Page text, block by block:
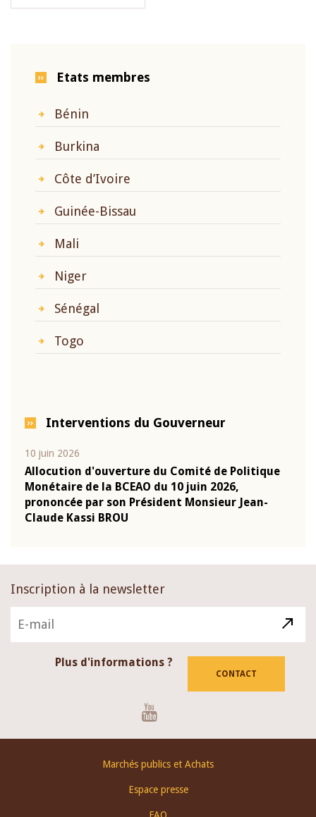
Etats membres
Bénin
Burkina
Côte d’Ivoire
Guinée-Bissau
Mali
Niger
Sénégal
Togo
Interventions du Gouverneur
10 juin 2026
Allocution d'ouverture du Comité de Politique
Monétaire de la BCEAO du 10 juin 2026,
prononcée par son Président Monsieur Jean-
Claude Kassi BROU
Inscription à la newsletter
Plus d'informations ?
CONTACT
Marchés publics et Achats
Espace presse